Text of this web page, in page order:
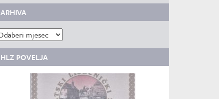
ARHIVA
HLZ POVELJA